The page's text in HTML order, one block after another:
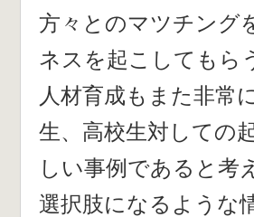
方々とのマツチング
ネスを起こしてもら
人材育成もまた非常
生、高校生対しての
しい事例であると考
選択肢になるような